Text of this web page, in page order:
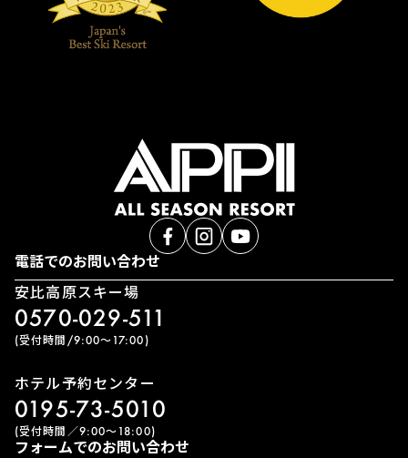
電話でのお問い合わせ
安比高原スキー場
0570-029-511
(受付時間/9:00〜17:00)
ホテル予約センター
0195-73-5010
(受付時間／9:00〜18:00)
フォームでのお問い合わせ